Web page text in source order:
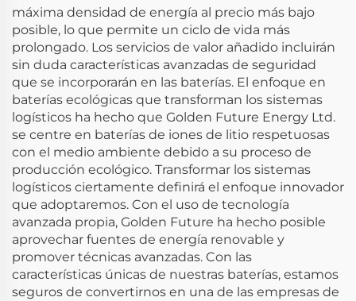
máxima densidad de energía al precio más bajo
posible, lo que permite un ciclo de vida más
prolongado. Los servicios de valor añadido incluirán
sin duda características avanzadas de seguridad
que se incorporarán en las baterías. El enfoque en
baterías ecológicas que transforman los sistemas
logísticos ha hecho que Golden Future Energy Ltd.
se centre en baterías de iones de litio respetuosas
con el medio ambiente debido a su proceso de
producción ecológico. Transformar los sistemas
logísticos ciertamente definirá el enfoque innovador
que adoptaremos. Con el uso de tecnología
avanzada propia, Golden Future ha hecho posible
aprovechar fuentes de energía renovable y
promover técnicas avanzadas. Con las
características únicas de nuestras baterías, estamos
seguros de convertirnos en una de las empresas de